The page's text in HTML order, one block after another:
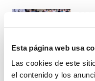
Esta página web usa
Las cookies de este
el contenido y los
La
5
4